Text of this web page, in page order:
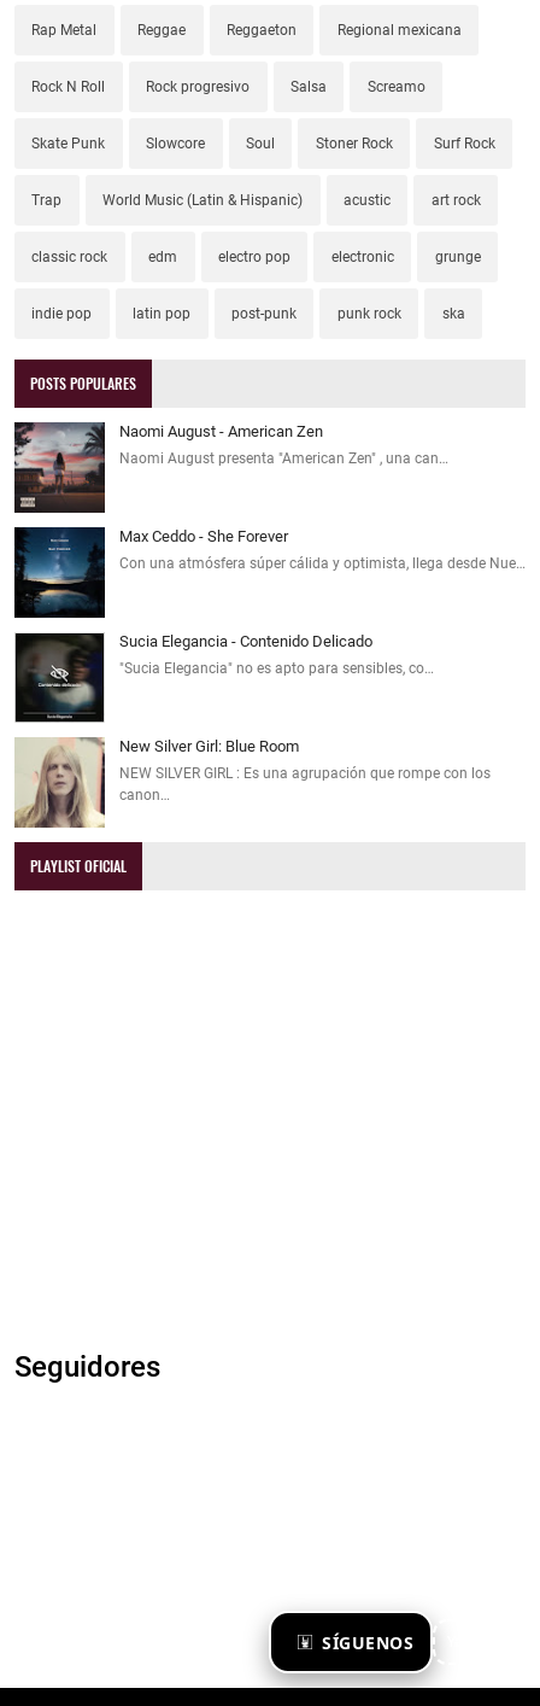
SÍGUENOS
Rap Metal Reggae Reggaeton Regional mexicana
Rock N Roll Rock progresivo Salsa Screamo
Skate Punk Slowcore Soul Stoner Rock Surf Rock
Trap World Music (Latin & Hispanic) acustic art rock
classic rock edm electro pop electronic grunge
indie pop latin pop post-punk punk rock ska
POSTS POPULARES
Naomi August - American Zen
Naomi August presenta "American Zen" , una can…
Max Ceddo - She Forever
Con una atmósfera súper cálida y optimista, llega desde Nue…
Sucia Elegancia - Contenido Delicado
"Sucia Elegancia" no es apto para sensibles, co…
New Silver Girl: Blue Room
NEW SILVER GIRL : Es una agrupación que rompe con los
canon…
PLAYLIST OFICIAL
Seguidores